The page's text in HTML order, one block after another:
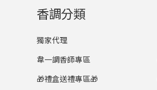
香調分類
獨家代理
韋一調香師專區
🎁禮盒送禮專區🎁